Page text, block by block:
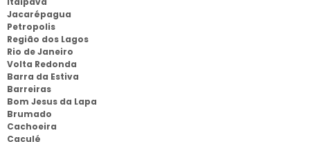
Jacarépagua
Petropolis
Região dos Lagos
Rio de Janeiro
Volta Redonda
Barra da Estiva
Barreiras
Bom Jesus da Lapa
Brumado
Cachoeira
Caculé